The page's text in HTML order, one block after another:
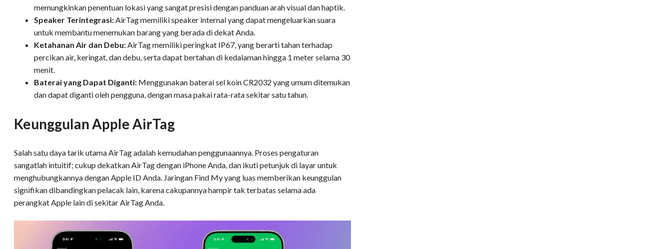
memungkinkan penentuan lokasi yang sangat presisi dengan panduan arah visual dan haptik.
Speaker Terintegrasi: AirTag memiliki speaker internal yang dapat mengeluarkan suara
untuk membantu menemukan barang yang berada di dekat Anda.
Ketahanan Air dan Debu: AirTag memiliki peringkat IP67, yang berarti tahan terhadap
percikan air, keringat, dan debu, serta dapat bertahan di kedalaman hingga 1 meter selama 30
menit.
Baterai yang Dapat Diganti: Menggunakan baterai sel koin CR2032 yang umum ditemukan
dan dapat diganti oleh pengguna, dengan masa pakai rata-rata sekitar satu tahun.
Keunggulan Apple AirTag
Salah satu daya tarik utama AirTag adalah kemudahan penggunaannya. Proses pengaturan
sangatlah intuitif; cukup dekatkan AirTag dengan iPhone Anda, dan ikuti petunjuk di layar untuk
menghubungkannya dengan Apple ID Anda. Jaringan Find My yang luas memberikan keunggulan
signifikan dibandingkan pelacak lain, karena cakupannya hampir tak terbatas selama ada
perangkat Apple lain di sekitar AirTag Anda.